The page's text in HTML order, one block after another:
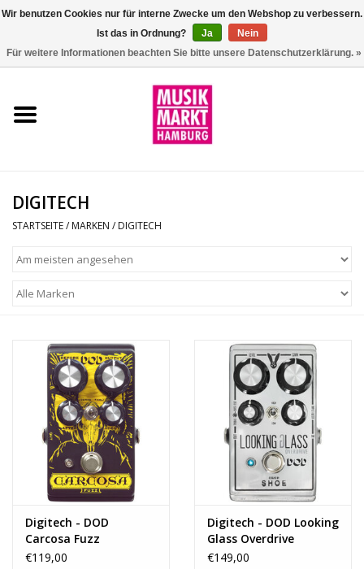
Aktion
Percussion
Recording
Lichttechnik
PA-Anlage
Traditionelle Instrumente
DIGITECH
STARTSEITE/ MARKEN / DIGITECH
Digitech - DOD
Carcosa Fuzz
€119,00
Digitech - DOD Looking
Glass Overdrive
€149,00
Wir benutzen Cookies nur für interne Zwecke um den Webshop zu verbessern.
Ist das in Ordnung?
Ja
Nein
Für weitere Informationen beachten Sie bitte unsere Datenschutzerklärung. »